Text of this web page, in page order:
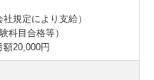
規定により支給）
科目合格等）
20,000円